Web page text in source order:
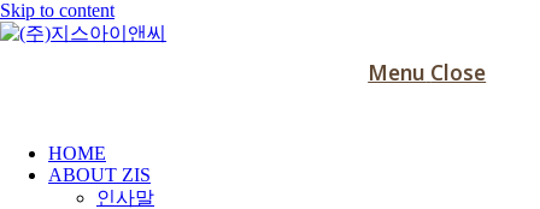
Skip to content
Menu Close
HOME
ABOUT ZIS
인사말